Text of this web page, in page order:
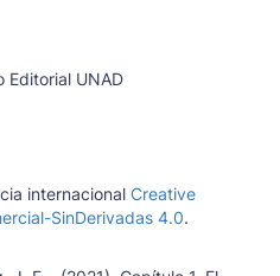
Editorial UNAD
internacional Creative
SinDerivadas 4.0.